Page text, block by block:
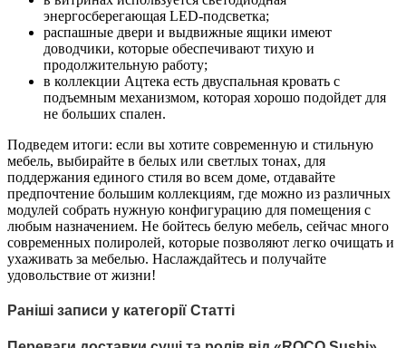
энергосберегающая LED-подсветка;
распашные двери и выдвижные ящики имеют
доводчики, которые обеспечивают тихую и
продолжительную работу;
в коллекции Ацтека есть двуспальная кровать с
подъемным механизмом, которая хорошо подойдет для
не больших спален.
Подведем итоги: если вы хотите современную и стильную
мебель, выбирайте в белых или светлых тонах, для
поддержания единого стиля во всем доме, отдавайте
предпочтение большим коллекциям, где можно из различных
модулей собрать нужную конфигурацию для помещения с
любым назначением. Не бойтесь белую мебель, сейчас много
современных полиролей, которые позволяют легко очищать и
ухаживать за мебелью. Наслаждайтесь и получайте
удовольствие от жизни!
Раніші записи у категорії Статті